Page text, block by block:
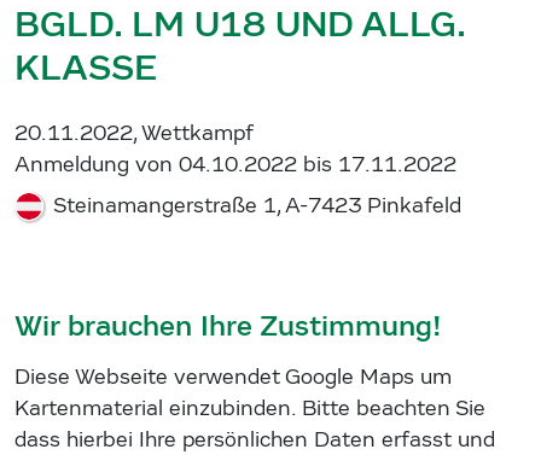
BGLD. LM U18 UND ALLG.
KLASSE
20.11.2022, Wettkampf
Anmeldung von 04.10.2022 bis 17.11.2022
Steinamangerstraße 1, A-7423 Pinkafeld
Wir brauchen Ihre Zustimmung!
Diese Webseite verwendet Google Maps um
Kartenmaterial einzubinden. Bitte beachten Sie
dass hierbei Ihre persönlichen Daten erfasst und